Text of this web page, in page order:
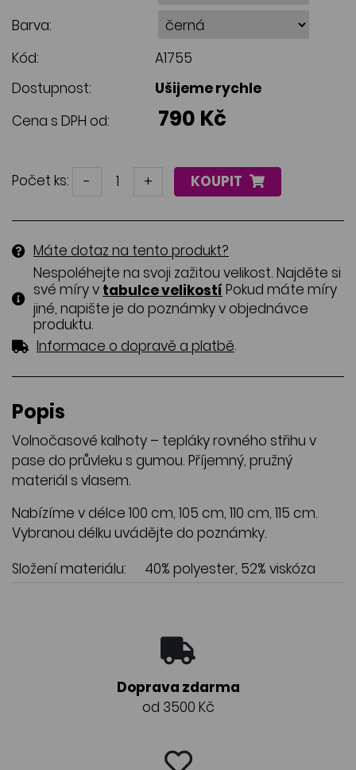
Barva:
Kód:
A1755
Dostupnost:
Ušijeme rychle
Cena s DPH od:
790 Kč
Počet ks: - + KOUPIT
Máte dotaz na tento produkt?
Nespoléhejte na svoji zažitou velikost. Najděte si
své míry v tabulce velikostí Pokud máte míry
jiné, napište je do poznámky v objednávce
produktu.
Informace o dopravě a platbě.
Popis
Volnočasové kalhoty – tepláky rovného střihu v
pase do průvleku s gumou. Příjemný, pružný
materiál s vlasem.
Nabízíme v délce 100 cm, 105 cm, 110 cm, 115 cm.
Vybranou délku uvádějte do poznámky.
Složení materiálu:
40% polyester, 52% viskóza
Doprava zdarma
od 3500 Kč